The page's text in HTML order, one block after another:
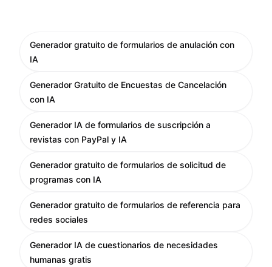
Generador gratuito de formularios de anulación con
IA
Generador Gratuito de Encuestas de Cancelación
con IA
Generador IA de formularios de suscripción a
revistas con PayPal y IA
Generador gratuito de formularios de solicitud de
programas con IA
Generador gratuito de formularios de referencia para
redes sociales
Generador IA de cuestionarios de necesidades
humanas gratis